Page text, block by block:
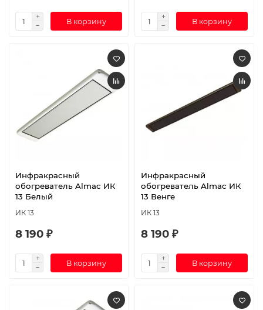
В корзину В корзину
Инфракрасный
обогреватель Almac ИК
13 Белый
ИК 13
8 190 ₽
В корзину
Инфракрасный
обогреватель Almac ИК
13 Венге
ИК 13
8 190 ₽
В корзину